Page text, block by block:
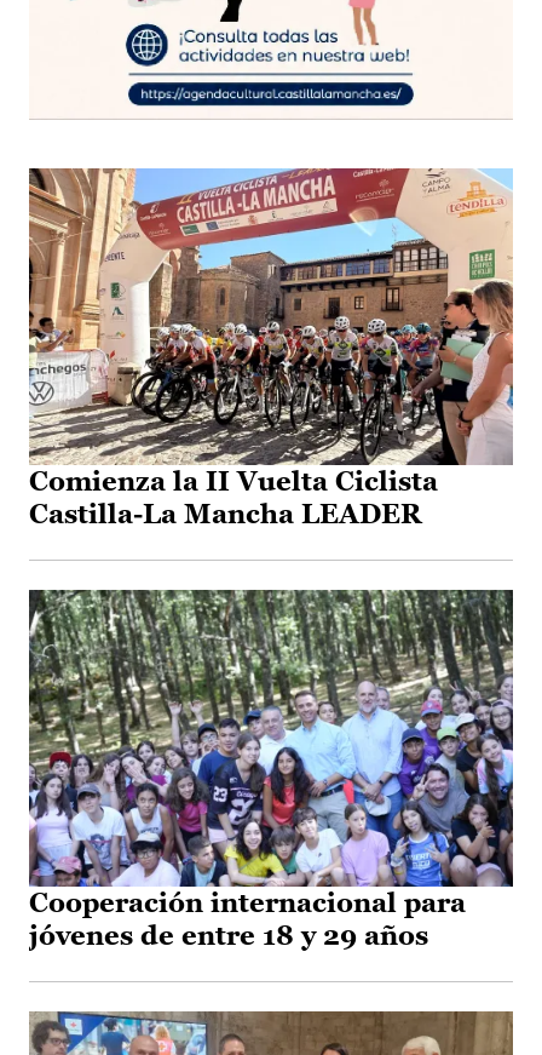
Comienza la II Vuelta Ciclista
Castilla-La Mancha LEADER
Cooperación internacional para
jóvenes de entre 18 y 29 años